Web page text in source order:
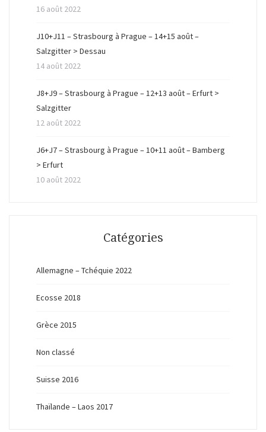
16 août 2022
J10+J11 – Strasbourg à Prague – 14+15 août –
Salzgitter > Dessau
14 août 2022
J8+J9 – Strasbourg à Prague – 12+13 août – Erfurt >
Salzgitter
12 août 2022
J6+J7 – Strasbourg à Prague – 10+11 août – Bamberg
> Erfurt
10 août 2022
Catégories
Allemagne – Tchéquie 2022
Ecosse 2018
Grèce 2015
Non classé
Suisse 2016
Thaïlande – Laos 2017